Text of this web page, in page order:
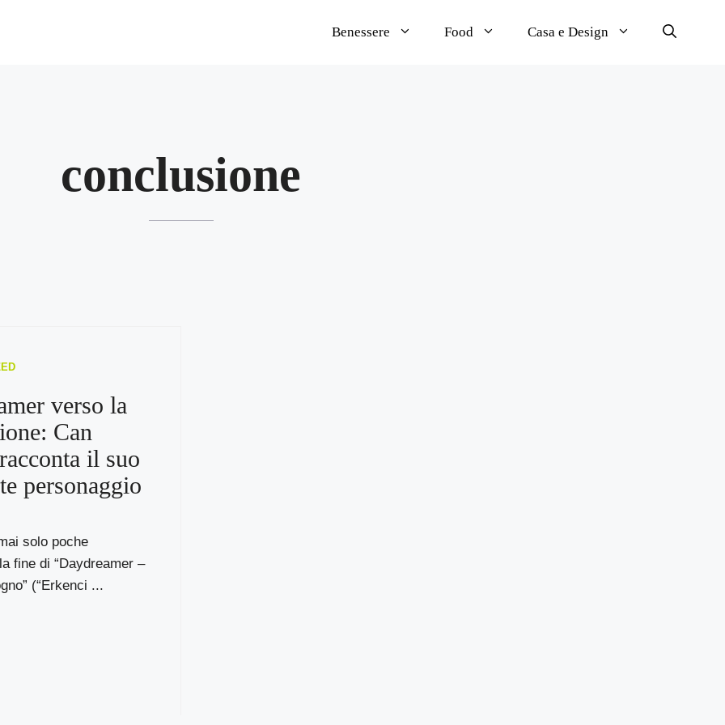
Benessere Food Casa e Design
conclusione
verso la
Can
il suo
personaggio
solo poche
fine di “Daydreamer –
(“Erkenci ...